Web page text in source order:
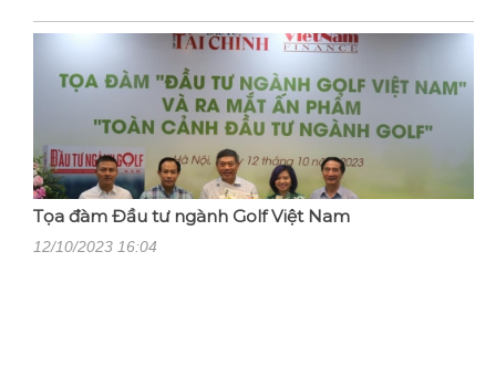
Tọa đàm Đầu tư ngành Golf Việt Nam
12/10/2023 16:04